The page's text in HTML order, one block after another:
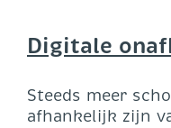
Digitale
Steeds meer
afhankelijk zijn